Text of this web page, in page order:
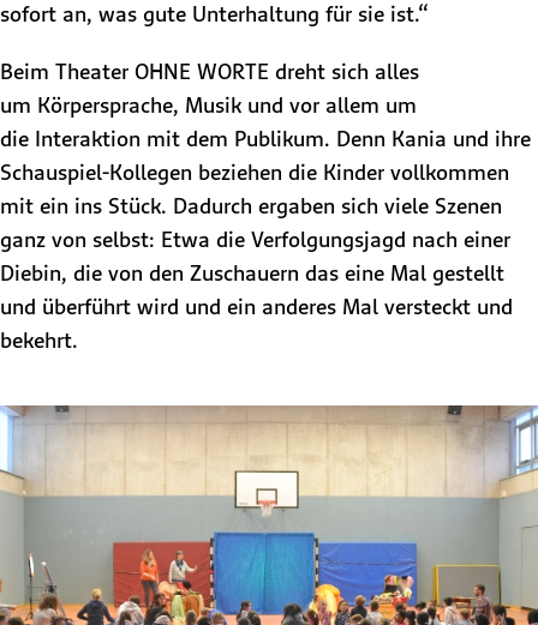
sofort an, was gute Unterhaltung für sie ist.“
Beim Theater OHNE WORTE dreht sich alles
um Körpersprache, Musik und vor allem um
die Interaktion mit dem Publikum. Denn Kania und ihre
Schauspiel-Kollegen beziehen die Kinder vollkommen
mit ein ins Stück. Dadurch ergaben sich viele Szenen
ganz von selbst: Etwa die Verfolgungsjagd nach einer
Diebin, die von den Zuschauern das eine Mal gestellt
und überführt wird und ein anderes Mal versteckt und
bekehrt.